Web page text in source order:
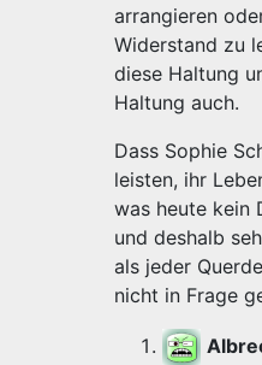
arrangieren
Widerstand zu
diese Haltung
Haltung auch.
Dass Sophie
leisten, ihr
was heute kein
und deshalb
als jeder
nicht in Frage